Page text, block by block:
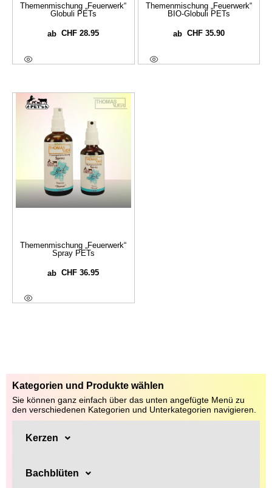
Themenmischung „Feuerwerk“
Globuli PETs
abCHF 28.95
Themenmischung „Feuerwerk“
BIO-Globuli PETs
ab CHF35.90
Themenmischung „Feuerwerk“
Spray PETs
abCHF 36.95
Kategorien und Produkte wählen
Sie können ganz einfach über das unten angefügte Menü zu
den verschiedenen Kategorien und Unterkategorien navigieren.
Kerzen
Bachblüten